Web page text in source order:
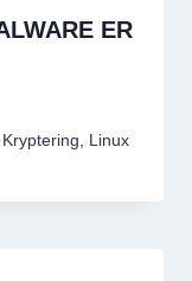
ER
Kryptering, Linux